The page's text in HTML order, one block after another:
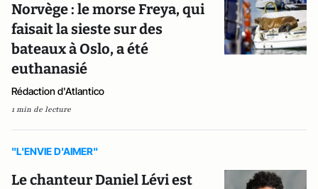
Norvège : le morse Freya, qui
faisait la sieste sur des
bateaux à Oslo, a été
euthanasié
Rédaction d'Atlantico
1 min de lecture
"L'ENVIE D'AIMER"
Le chanteur Daniel Lévi est